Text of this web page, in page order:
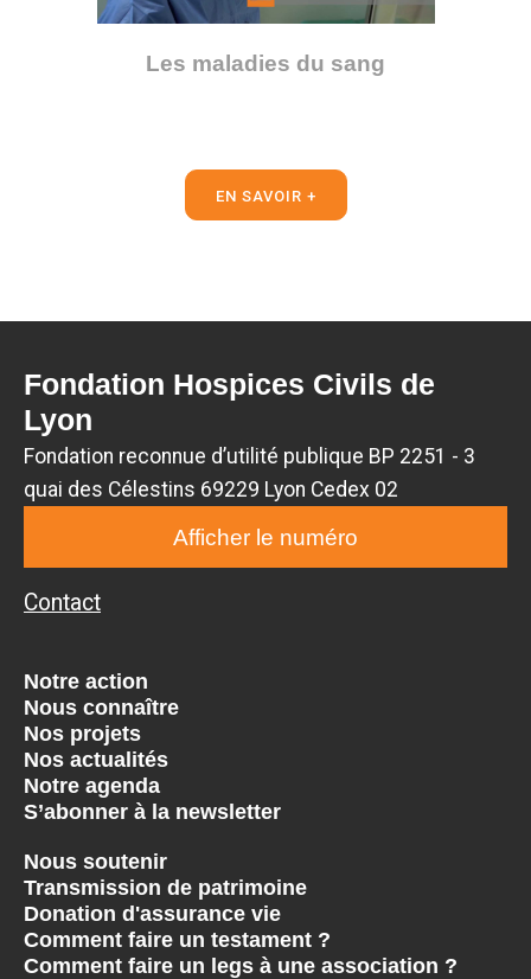
Les maladies du sang
EN SAVOIR +
Fondation Hospices Civils de
Lyon
Fondation reconnue d’utilité publique BP 2251 - 3
quai des Célestins 69229 Lyon Cedex 02
Afficher le numéro
Contact
Notre action
Nous connaître
Nos projets
Nos actualités
Notre agenda
S’abonner à la newsletter
Nous soutenir
Transmission de patrimoine
Donation d'assurance vie
Comment faire un testament ?
Comment faire un legs à une association ?